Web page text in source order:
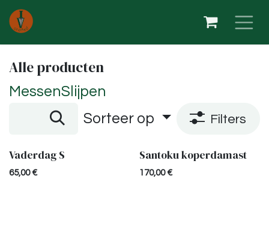
Alle producten
MessenSlijpen
Sorteer op
Filters
Nieuw!
Vaderdag S
65,00€
Santoku koperdamast
170,00€